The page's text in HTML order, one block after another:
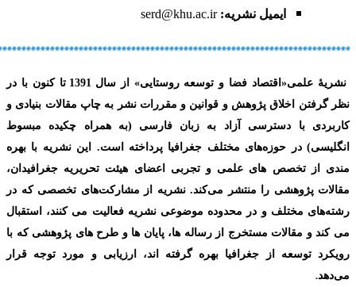
ایمیل نشریه:serd@khu.ac.ir
نشریۀ علمی«اقتصاد فضا و توسعه روستایی» از سال 1391 تا کنون با در
نظر گرفتن اخلاق پژوهش و قوانین و مقررات نشر به چاپ مقالات بنیادی و
کاربردی با دسترسی آزاد به زبان فارسی
(به همراه چکیده مبسوط
انگلیسی) در حوزه‌های مختلف جغرافیا پرداخته است. این نشریه با بهره
مندی از تخصص های علمی و تجربی اعضای هیئت تحریریه جغرافیدان،
مقالات پژوهشی را منتشر می‌کند. نشریه از مشارکت‌های تخصصی که در
رشته‌های مختلف و در محدوده موضوعی نشریه فعالیت می کنند، استقبال
می کند و مقالات مستخرج از رساله ها، پایان ها و طرح های پژوهشی که با
رویکرد توسعه از جغرافیا بهره گرفته اند، ارزیابی و مورد توجه قرار
می‌دهد.